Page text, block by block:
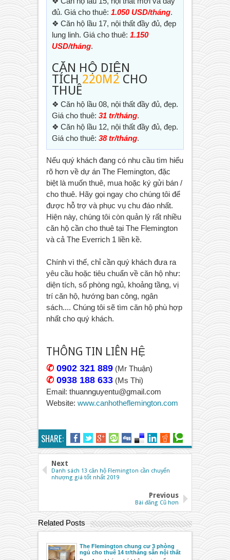
đủ. Giá cho thuê: 1.050 USD/tháng.
❖ Căn hộ lầu 17, nội thất đầy đủ, đẹp
lung linh. Giá cho thuê: 1.150
USD/tháng.
CĂN HỘ DIỆN
TÍCH 220M2 CHO
THUÊ
❖ Căn hộ lầu 08, nội thất đầy đủ, đẹp.
Giá cho thuê: 31 tr/tháng.
❖ Căn hộ lầu 12, nội thất đầy đủ, đẹp.
Giá cho thuê: 38 tr/tháng.
Nếu quý khách đang có nhu cầu tìm hiểu
rõ hơn về dự án The Flemington, đặc
biệt là muốn thuê, mua hoặc ký gửi bán /
cho thuê. Hãy gọi ngay cho chúng tôi để
được hỗ trợ và phục vụ chu đáo nhất.
Hiện này, chúng tôi còn quản lý rất nhiều
căn hộ cần cho thuê tại The Flemington
và cả The Everrich 1 liền kề.
Chính vì thế, chỉ cần quý khách đưa ra
yêu cầu hoặc tiêu chuẩn về căn hộ như:
diện tích, số phòng ngủ, khoảng tầng, vị
trí căn hộ, hướng ban công, ngân
sách.... Chúng tôi sẽ tìm căn hộ phù hợp
nhất cho quý khách.
THÔNG TIN LIÊN HỆ
✆ 0902 321 889 (Mr Thuận)
✆ 0938 188 633 (Ms Thi)
Email: thuannguyentu@gmail.com
Website: www.canhotheflemington.com
SHARE:
Next
Danh sách 13 căn hộ Flemington cần chuyển
nhượng giá tốt nhất 2019
Previous
Bài đăng Cũ hơn
Related Posts
The Flemington chung cư 3 phòng
ngủ cho thuê 14 tr/tháng sẵn nội thất